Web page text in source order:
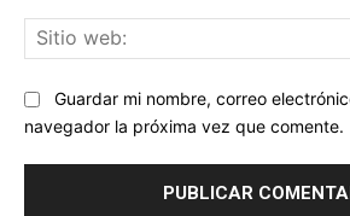
Guardar mi nombre, correo
navegador la próxima vez que comente.